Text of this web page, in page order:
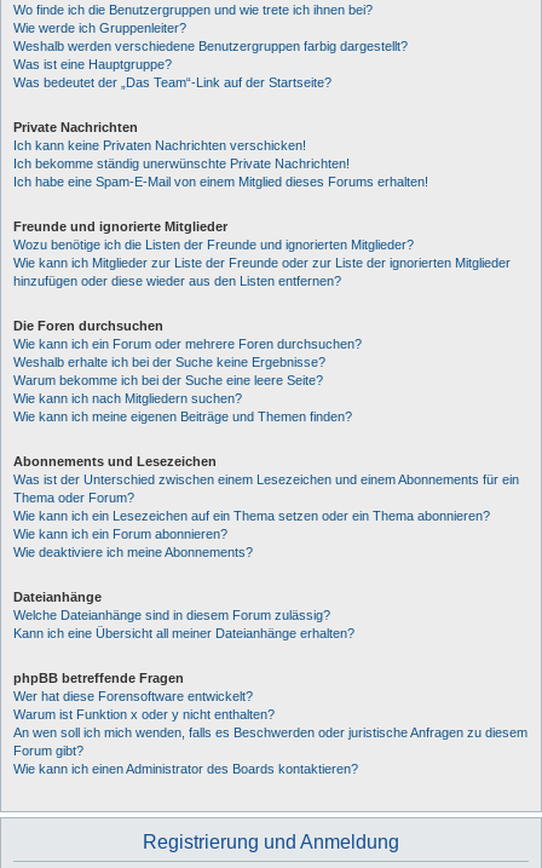
Wo finde ich die Benutzergruppen und wie trete ich ihnen bei?
Wie werde ich Gruppenleiter?
Weshalb werden verschiedene Benutzergruppen farbig dargestellt?
Was ist eine Hauptgruppe?
Was bedeutet der „Das Team“-Link auf der Startseite?
Private Nachrichten
Ich kann keine Privaten Nachrichten verschicken!
Ich bekomme ständig unerwünschte Private Nachrichten!
Ich habe eine Spam-E-Mail von einem Mitglied dieses Forums erhalten!
Freunde und ignorierte Mitglieder
Wozu benötige ich die Listen der Freunde und ignorierten Mitglieder?
Wie kann ich Mitglieder zur Liste der Freunde oder zur Liste der ignorierten Mitglieder
hinzufügen oder diese wieder aus den Listen entfernen?
Die Foren durchsuchen
Wie kann ich ein Forum oder mehrere Foren durchsuchen?
Weshalb erhalte ich bei der Suche keine Ergebnisse?
Warum bekomme ich bei der Suche eine leere Seite?
Wie kann ich nach Mitgliedern suchen?
Wie kann ich meine eigenen Beiträge und Themen finden?
Abonnements und Lesezeichen
Was ist der Unterschied zwischen einem Lesezeichen und einem Abonnements für ein
Thema oder Forum?
Wie kann ich ein Lesezeichen auf ein Thema setzen oder ein Thema abonnieren?
Wie kann ich ein Forum abonnieren?
Wie deaktiviere ich meine Abonnements?
Dateianhänge
Welche Dateianhänge sind in diesem Forum zulässig?
Kann ich eine Übersicht all meiner Dateianhänge erhalten?
phpBB betreffende Fragen
Wer hat diese Forensoftware entwickelt?
Warum ist Funktion x oder y nicht enthalten?
An wen soll ich mich wenden, falls es Beschwerden oder juristische Anfragen zu diesem
Forum gibt?
Wie kann ich einen Administrator des Boards kontaktieren?
Registrierung und Anmeldung